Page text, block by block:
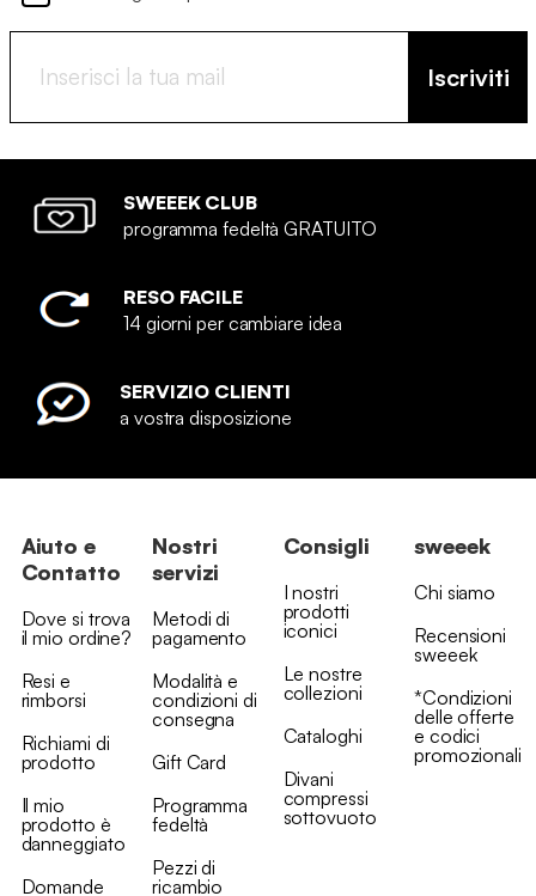
Iscriviti
SWEEEK CLUB
programma fedeltà GRATUITO
RESO FACILE
14 giorni per cambiare idea
SERVIZIO CLIENTI
a vostra disposizione
Aiuto e
Contatto
Dove si trova
il mio ordine?
Resi e
rimborsi
Richiami di
prodotto
Il mio
prodotto è
danneggiato
Domande
Nostri
servizi
Metodi di
pagamento
Modalità e
condizioni di
consegna
Gift Card
Programma
fedeltà
Pezzi di
ricambio
Consigli
I nostri
prodotti
iconici
Le nostre
collezioni
Cataloghi
Divani
compressi
sottovuoto
sweeek
Chi siamo
Recensioni
sweeek
*Condizioni
delle offerte
e codici
promozionali